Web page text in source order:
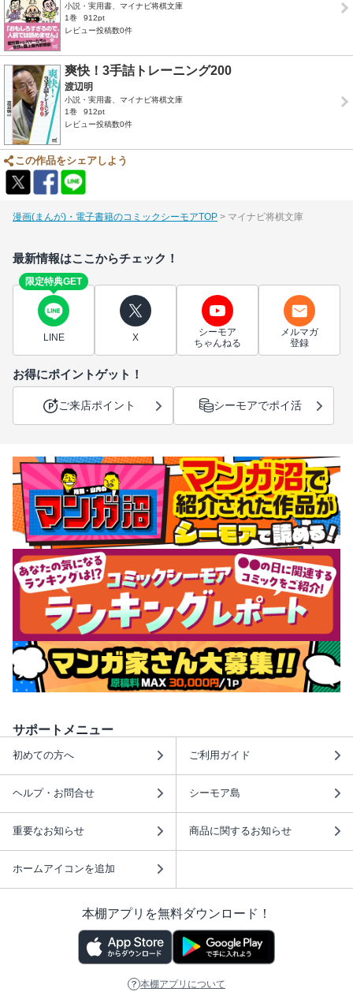
小説・実用書、マイナビ将棋文庫
1巻
912pt
レビュー投稿数0件
爽快！3手詰トレーニング200
渡辺明
小説・実用書、マイナビ将棋文庫
1巻
912pt
レビュー投稿数0件
この作品をシェアしよう
漫画(まんが)・電子書籍のコミックシーモアTOP マイナビ将棋文庫
最新情報はここからチェック！
限定特典GET
LINE X
シーモア
ちゃんねる
メルマガ
登録
お得にポイントゲット！
ご来店ポイント シーモアでポイ活
サポートメニュー
初めての方へ ご利用ガイド
ヘルプ・お問合せ シーモア島
重要なお知らせ 商品に関するお知らせ
ホームアイコンを追加
本棚アプリを無料ダウンロード！
本棚アプリについて